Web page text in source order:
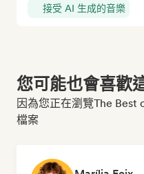
接受 AI 生成的音樂
您可能也會喜歡
因為您正在瀏覽The
檔案